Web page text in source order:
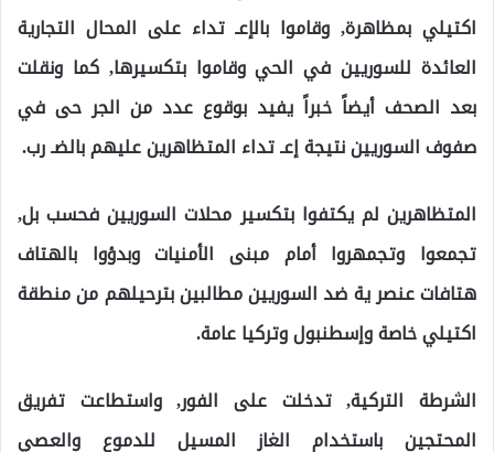
اكتيلي بمظاهرة, وقاموا بالإعـ تداء على المحال التجارية
العائدة للسوريين في الحي وقاموا بتكسيرها, كما ونقلت
بعد الصحف أيضاً خبراً يفيد بوقوع عدد من الجر حى في
صفوف السوريين نتيجة إعـ تداء المتظاهرين عليهم بالضـ رب.
المتظاهرين لم يكتفوا بتكسير محلات السوريين فحسب بل,
تجمعوا وتجمهروا أمام مبنى الأمنيات وبدؤوا بالهتاف
هتافات عنصر ية ضد السوريين مطالبين بترحيلهم من منطقة
اكتيلي خاصة وإسطنبول وتركيا عامة.
الشرطة التركية, تدخلت على الفور, واستطاعت تفريق
المحتجين باستخدام الغاز المسيل للدموع والعصي